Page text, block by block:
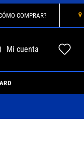
COMPRAR?